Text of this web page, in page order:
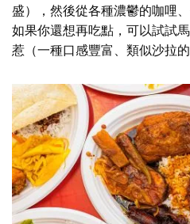
盛），然後從各種濃鬱的咖哩
如果你還想再吃點，可以試試
惹（一種口感豐富、類似沙拉